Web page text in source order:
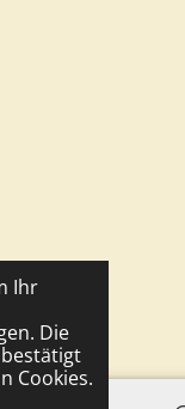
Ihr
Die
Cookies.